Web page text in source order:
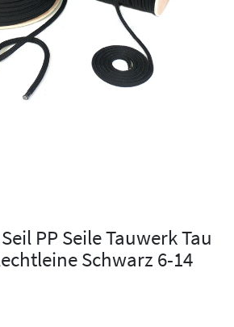
PP Seile Tauwerk Tau
Schwarz 6-14